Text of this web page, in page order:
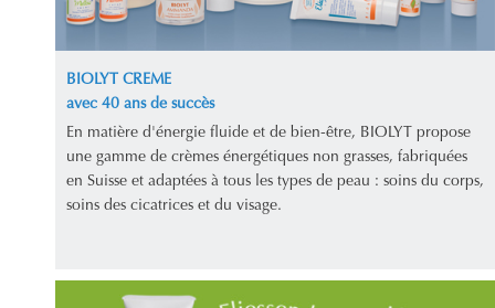
BIOLYT CREME
avec 40 ans de succès
En matière d'énergie fluide et de bien-être, BIOLYT propose
une gamme de crèmes énergétiques non grasses, fabriquées
en Suisse et adaptées à tous les types de peau : soins du corps,
soins des cicatrices et du visage.